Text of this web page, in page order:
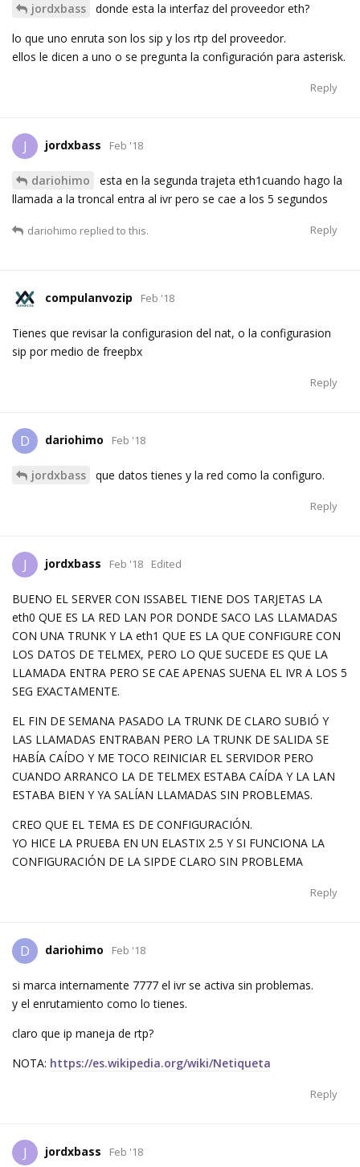
jordxbass
donde esta la interfaz del proveedor eth?
lo que uno enruta son los sip y los rtp del proveedor.
ellos le dicen a uno o se pregunta la configuración para asterisk.
Reply
J jordxbass Feb '18
dariohimo
esta en la segunda trajeta eth1cuando hago la
llamada a la troncal entra al ivr pero se cae a los 5 segundos
Reply
dariohimo replied to this.
compulanvozip Feb '18
Tienes que revisar la configurasion del nat, o la configurasion
sip por medio de freepbx
Reply
D dariohimo Feb '18
jordxbass que datos tienes y la red como la configuro.
Reply
J jordxbass Feb '18 Edited
BUENO EL SERVER CON ISSABEL TIENE DOS TARJETAS LA
eth0 QUE ES LA RED LAN POR DONDE SACO LAS LLAMADAS
CON UNA TRUNK Y LA eth1 QUE ES LA QUE CONFIGURE CON
LOS DATOS DE TELMEX, PERO LO QUE SUCEDE ES QUE LA
LLAMADA ENTRA PERO SE CAE APENAS SUENA EL IVR A LOS 5
SEG EXACTAMENTE.
EL FIN DE SEMANA PASADO LA TRUNK DE CLARO SUBIÓ Y
LAS LLAMADAS ENTRABAN PERO LA TRUNK DE SALIDA SE
HABÍA CAÍDO Y ME TOCO REINICIAR EL SERVIDOR PERO
CUANDO ARRANCO LA DE TELMEX ESTABA CAÍDA Y LA LAN
ESTABA BIEN Y YA SALÍAN LLAMADAS SIN PROBLEMAS.
CREO QUE EL TEMA ES DE CONFIGURACIÓN.
YO HICE LA PRUEBA EN UN ELASTIX 2.5 Y SI FUNCIONA LA
CONFIGURACIÓN DE LA SIPDE CLARO SIN PROBLEMA
Reply
D dariohimo Feb '18
si marca internamente 7777 el ivr se activa sin problemas.
y el enrutamiento como lo tienes.
claro que ip maneja de rtp?
NOTA: https://es.wikipedia.org/wiki/Netiqueta
Reply
J jordxbass Feb '18